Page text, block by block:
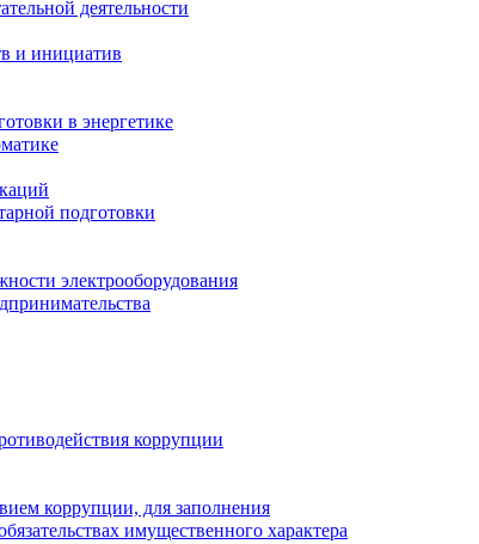
деятельности
и инициатив
в энергетике
подготовки
электрооборудования
коррупции
коррупции, для заполнения
имущественного характера